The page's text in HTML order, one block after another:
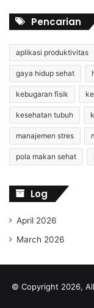
Pencarian
aplikasi produktivitas
gaya hidup sehat
kebugaran fisik
kesehatan tubuh
manajemen stres
pola makan sehat
Log
April 2026
March 2026
© Copyright 2026,